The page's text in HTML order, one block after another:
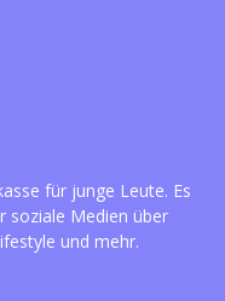
für junge Leute. Es
soziale Medien über
und mehr.